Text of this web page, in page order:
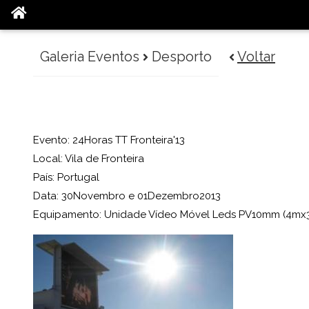
Galeria Eventos Desporto Voltar
Evento: 24Horas TT Fronteira'13
Local: Vila de Fronteira
País: Portugal
Data: 30Novembro e 01Dezembro2013
Equipamento: Unidade Vídeo Móvel Leds PV10mm